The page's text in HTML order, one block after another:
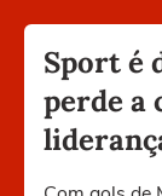
Sport é
perde a